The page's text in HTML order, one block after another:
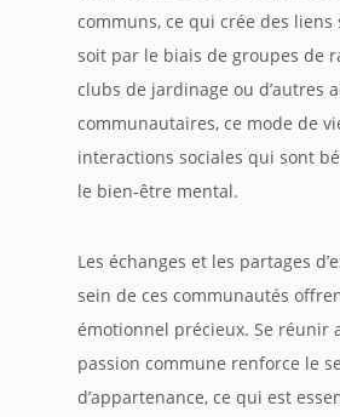
communs, ce qui crée des liens
soit par le biais de groupes de
clubs de jardinage ou d’autres
communautaires, ce mode de
interactions sociales qui sont
le bien-être mental.
Les échanges et les partages
sein de ces communautés
émotionnel précieux. Se réunir
passion commune renforce le
d’appartenance, ce qui est